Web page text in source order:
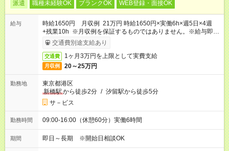
派遣 職種未経験OK ブランクOK WEB登録・面接OK
給与
時給1650円 月収例 21万円 時給1650円×実働6h×週5日×4週
+残業10h ※月収例を保証するものではありません。※給与即受
取りサービス利用可（利用条件有）
交通費別途支給あり
交通費 1ヶ月3万円を上限として実費支給
月収例 20～25万円
勤務地
東京都港区
新橋駅から徒歩2分 / 汐留駅から徒歩5分
サ－ビス
勤務時間 09:00-16:00（休憩60分）実働6時間
期間 即日～長期 ※開始日相談OK